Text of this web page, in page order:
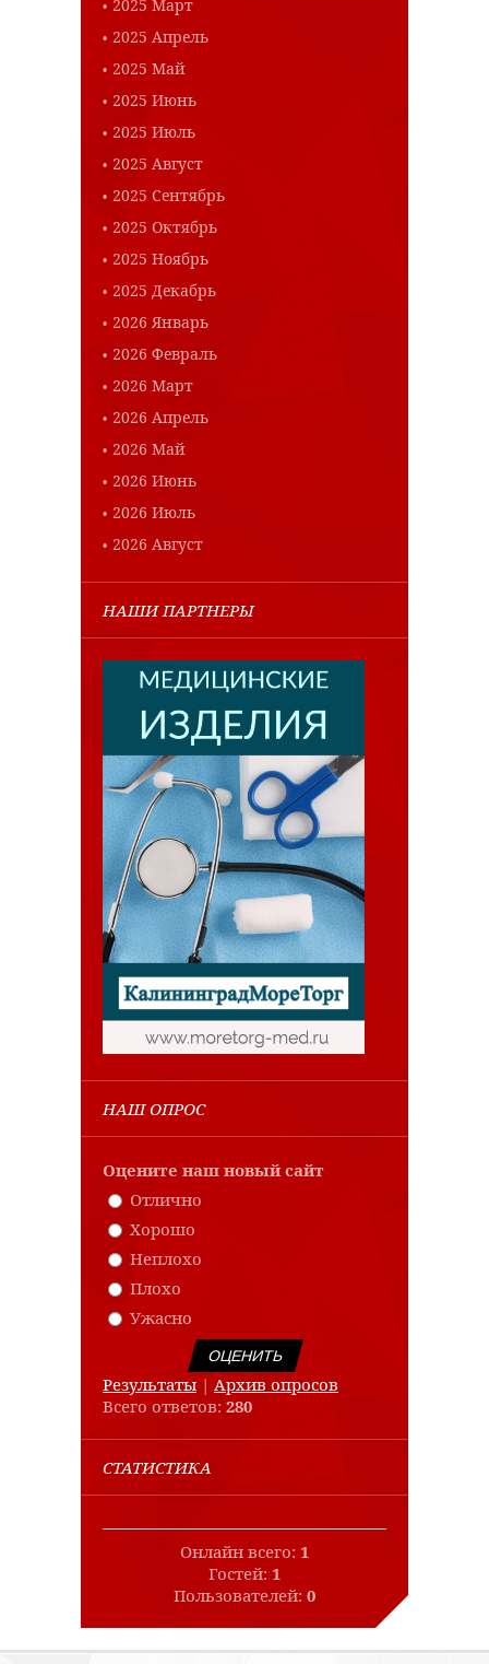
2025 Март
2025 Апрель
2025 Май
2025 Июнь
2025 Июль
2025 Август
2025 Сентябрь
2025 Октябрь
2025 Ноябрь
2025 Декабрь
2026 Январь
2026 Февраль
2026 Март
2026 Апрель
2026 Май
2026 Июнь
2026 Июль
2026 Август
НАШИ ПАРТНЕРЫ
НАШ ОПРОС
Оцените наш новый сайт
Отлично
Хорошо
Неплохо
Плохо
Ужасно
Результаты | Архив опросов
Всего ответов: 280
СТАТИСТИКА
Онлайн всего: 1
Гостей: 1
Пользователей: 0